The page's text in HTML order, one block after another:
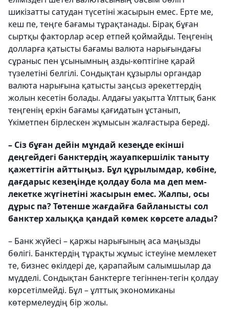
шикізатты сатудан түсетіні жасырын емес. Ерте ме,
кеш пе, теңге бағамы тұрақтанады. Бірақ бұған
сыртқы факторлар әсер етпей қоймайды. Теңгенің
долларға қатысты бағамы валюта нарығындағы
сұраныс пен ұсынымның азды-көптігіне қарай
түзелетіні белгілі. Сондықтан құзырлы органдар
валюта нарығына қатысты заңсыз әрекеттердің
жолын кесетін болады. Алдағы уақытта Ұлттық банк
теңгенің еркін бағамы қағидатын ұстанып,
Үкіметпен бірлескен жұмысын жалғастыра береді.
– Сіз бұған дейін мұндай кезеңде екінші
деңгейдегі банктердің жауап­­­кер­шілік таныту
қажеттігін айт­т­ы­ңыз. Бұл құрылымдар, көбіне,
дағ­да­­рыс кезеңінде қолдау бола ма деп мем­­
лекетке жүгінетіні жасырын емес. Жал­­пы, осы
дұрыс па? Төтенше жағ­дай­ға байланысты сол
банктер ха­лық­­қа қандай көмек көрсете алады?
– Банк жүйесі – қаржы нарығының аса маңызды
бөлігі. Банктердің тұрақты жұмыс істеуіне мемлекет
те, бизнес өкіл­дері де, қарапайым салымшылар да
мүд­делі. Сондықтан банктерге тегіннен-тегін қолдау
көрсетілмейді. Бұл – ұлт­тық экономиканы
көтермелеудің бір жолы.